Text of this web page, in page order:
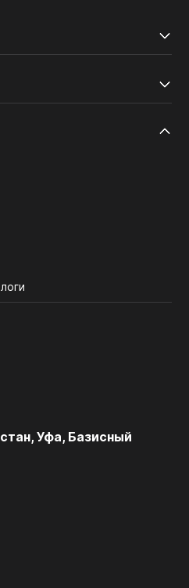
Уфа, Базисный